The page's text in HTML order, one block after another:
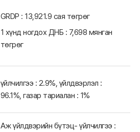
GRDP : 13,921.9 сая төгрөг
1 хүнд ногдох ДНБ : 7,698 мянган
төгрөг
үйлчилгээ : 2.9%, үйлдвэрлэл :
96.1%, газар тариалан : 1%
Аж үйлдвэрийн бүтэц- үйлчилгээ :